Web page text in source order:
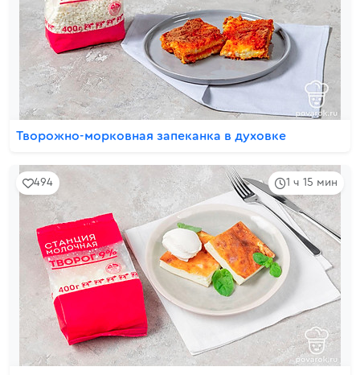
Творожно-морковная запеканка в духовке
1 ч 15 мин
494